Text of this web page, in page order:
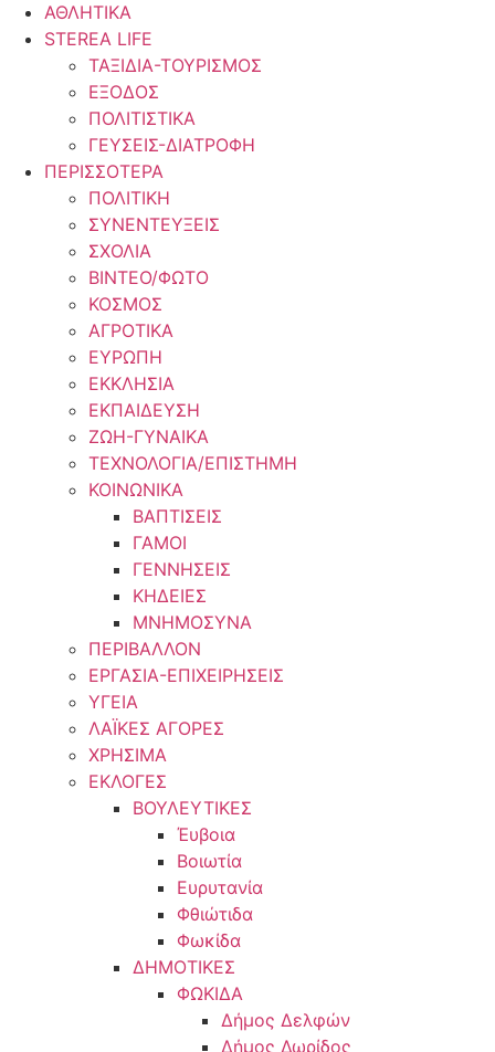
ΑΘΛΗΤΙΚΑ
STEREA LIFE
ΤΑΞΙΔΙΑ-ΤΟΥΡΙΣΜΟΣ
ΕΞΟΔΟΣ
ΠΟΛΙΤΙΣΤΙΚΑ
ΓΕΥΣΕΙΣ-ΔΙΑΤΡΟΦΗ
ΠΕΡΙΣΣΟΤΕΡΑ
ΠΟΛΙΤΙΚΗ
ΣΥΝΕΝΤΕΥΞΕΙΣ
ΣΧΟΛΙΑ
ΒΙΝΤΕΟ/ΦΩΤΟ
ΚΟΣΜΟΣ
ΑΓΡΟΤΙΚΑ
ΕΥΡΩΠΗ
ΕΚΚΛΗΣΙΑ
ΕΚΠΑΙΔΕΥΣΗ
ΖΩΗ-ΓΥΝΑΙΚΑ
ΤΕΧΝΟΛΟΓΙΑ/ΕΠΙΣΤΗΜΗ
ΚΟΙΝΩΝΙΚΑ
ΒΑΠΤΙΣΕΙΣ
ΓΑΜΟΙ
ΓΕΝΝΗΣΕΙΣ
ΚΗΔΕΙΕΣ
ΜΝΗΜΟΣΥΝΑ
ΠΕΡΙΒΑΛΛΟΝ
ΕΡΓΑΣΙΑ-ΕΠΙΧΕΙΡΗΣΕΙΣ
ΥΓΕΙΑ
ΛΑΪΚΕΣ ΑΓΟΡΕΣ
ΧΡΗΣΙΜΑ
ΕΚΛΟΓΕΣ
ΒΟΥΛΕΥΤΙΚΕΣ
Έυβοια
Βοιωτία
Ευρυτανία
Φθιώτιδα
Φωκίδα
ΔΗΜΟΤΙΚΕΣ
ΦΩΚΙΔΑ
Δήμος Δελφών
Δήμος Δωρίδος